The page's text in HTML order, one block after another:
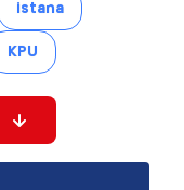
istana
KPU